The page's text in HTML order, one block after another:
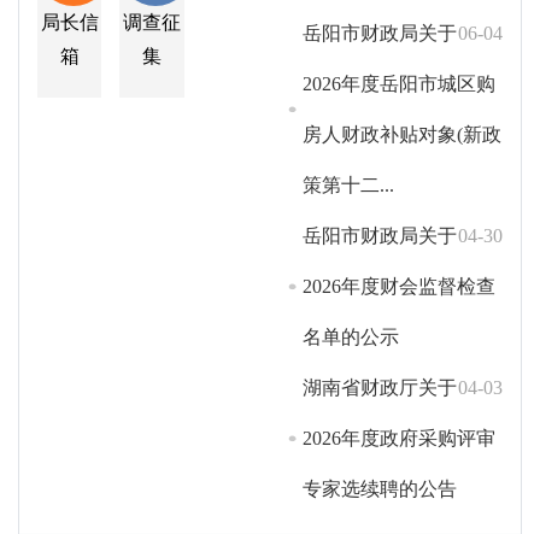
局长信
箱
调查征
集
06-04
岳阳市财政局关于
2026年度岳阳市城区购
房人财政补贴对象(新政
策第十二...
04-30
岳阳市财政局关于
2026年度财会监督检查
名单的公示
04-03
湖南省财政厅关于
2026年度政府采购评审
专家选续聘的公告